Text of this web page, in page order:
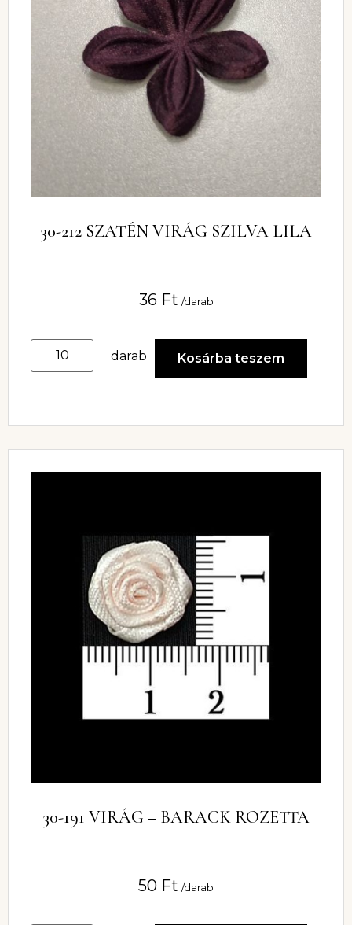
30-212 SZATÉN VIRÁG SZILVA LILA
36 Ft /darab
darab Kosárba teszem
30-191 VIRÁG – BARACK ROZETTA
50 Ft /darab